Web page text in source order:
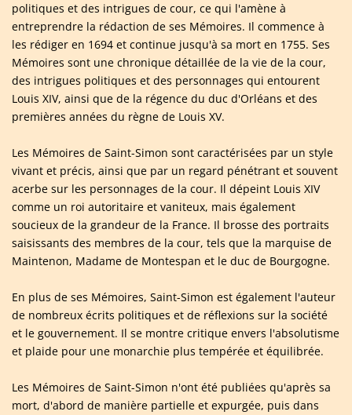
politiques et des intrigues de cour, ce qui l'amène à
entreprendre la rédaction de ses Mémoires. Il commence à
les rédiger en 1694 et continue jusqu'à sa mort en 1755. Ses
Mémoires sont une chronique détaillée de la vie de la cour,
des intrigues politiques et des personnages qui entourent
Louis XIV, ainsi que de la régence du duc d'Orléans et des
premières années du règne de Louis XV.
Les Mémoires de Saint-Simon sont caractérisées par un style
vivant et précis, ainsi que par un regard pénétrant et souvent
acerbe sur les personnages de la cour. Il dépeint Louis XIV
comme un roi autoritaire et vaniteux, mais également
soucieux de la grandeur de la France. Il brosse des portraits
saisissants des membres de la cour, tels que la marquise de
Maintenon, Madame de Montespan et le duc de Bourgogne.
En plus de ses Mémoires, Saint-Simon est également l'auteur
de nombreux écrits politiques et de réflexions sur la société
et le gouvernement. Il se montre critique envers l'absolutisme
et plaide pour une monarchie plus tempérée et équilibrée.
Les Mémoires de Saint-Simon n'ont été publiées qu'après sa
mort, d'abord de manière partielle et expurgée, puis dans